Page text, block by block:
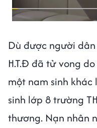
Dù được người
H.T.Đ đã tử vong
một nam sinh khác
sinh lớp 8 trường
thương. Nạn nhân